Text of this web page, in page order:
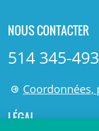
NOUS CONTACTER
514 345-
Coordonnées,
LÉGAL